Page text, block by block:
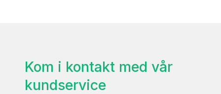
Kom i kontakt med vår
kundservice